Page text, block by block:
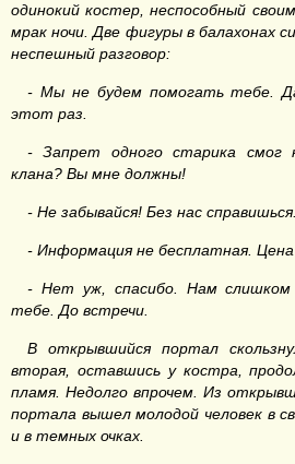
одинокий костер, неспособный
мрак ночи. Две фигуры в балахонах
неспешный разговор:
- Мы не будем помогать тебе.
этот раз.
- Запрет одного старика смог
клана? Вы мне должны!
- Не забывайся! Без нас
- Информация не бесплатная. Цена
- Нет уж, спасибо. Нам
тебе. До встречи.
В открывшийся портал
вторая, оставшись у костра,
пламя. Недолго впрочем. Из
портала вышел молодой человек в
и в темных очках.